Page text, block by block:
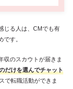
じる人は、CMでも有
です。
収のスカウトが届きま
だけを選んでチャット
で転職活動ができま